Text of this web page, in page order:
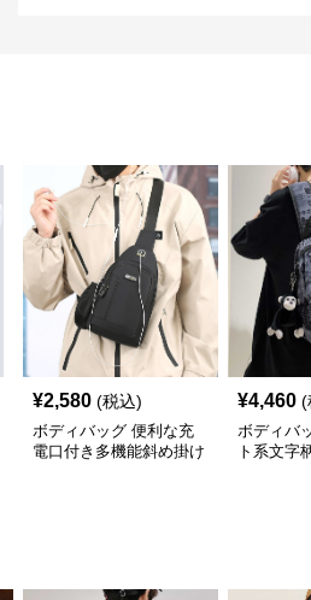
¥2,580 (税込)
ボディバッグ 便利な充
電口付き多機能斜め掛け
¥4,460 (
ボディバ
ト系文字